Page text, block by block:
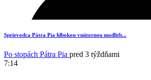
11
Sprievodca Pátra Pia hlbokou vnútornou modlitb...
Po stopách Pátra Pia pred 3 týždňami
7:14